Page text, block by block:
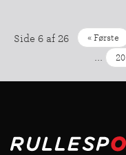
Side 6 af 26 « Første
... 20